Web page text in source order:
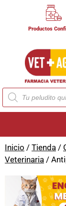
Productos
Inicio / Tienda /
Veterinaria /